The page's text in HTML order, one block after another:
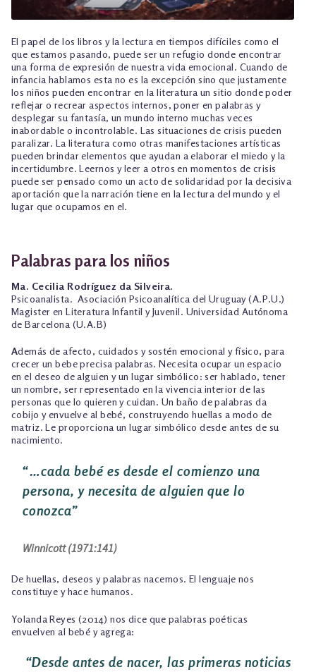
El papel de los libros y la lectura en tiempos difíciles como el
que estamos pasando, puede ser un refugio donde encontrar
una forma de expresión de nuestra vida emocional. Cuando de
infancia hablamos esta no es la excepción sino que justamente
los niños pueden encontrar en la literatura un sitio donde poder
reflejar o recrear aspectos internos, poner en palabras y
desplegar su fantasía, un mundo interno muchas veces
inabordable o incontrolable. Las situaciones de crisis pueden
paralizar. La literatura como otras manifestaciones artísticas
pueden brindar elementos que ayudan a elaborar el miedo y la
incertidumbre. Leernos y leer a otros en momentos de crisis
puede ser pensado como un acto de solidaridad por la decisiva
aportación que la narración tiene en la lectura del mundo y el
lugar que ocupamos en el.
Palabras para los niños
Ma. Cecilia Rodríguez da Silveira.
Psicoanalista. Asociación Psicoanalítica del Uruguay (A.P.U.)
Magister en Literatura Infantil y Juvenil. Universidad Autónoma
de Barcelona (U.A.B)
Además de afecto, cuidados y sostén emocional y físico, para
crecer un bebe precisa palabras. Necesita ocupar un espacio
en el deseo de alguien y un lugar simbólico: ser hablado, tener
un nombre, ser representado en la vivencia interior de las
personas que lo quieren y cuidan. Un baño de palabras da
cobijo y envuelve al bebé, construyendo huellas a modo de
matriz. Le proporciona un lugar simbólico desde antes de su
nacimiento.
“…cada bebé es desde el comienzo una
persona, y necesita de alguien que lo
conozca”
Winnicott (1971:141)
De huellas, deseos y palabras nacemos. El lenguaje nos
constituye y hace humanos.
Yolanda Reyes (2014) nos dice que palabras poéticas
envuelven al bebé y agrega:
“Desde antes de nacer, las primeras noticias